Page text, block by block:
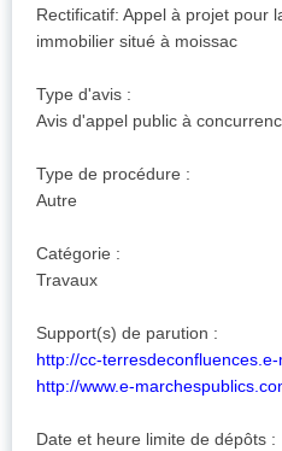
Rectificatif: Appel à projet pour
immobilier situé à moissac
Type d'avis :
Avis d'appel public à
Type de procédure :
Autre
Catégorie :
Travaux
Support(s) de parution :
http://cc-
http://www.e-
Date et heure limite de dépôts :